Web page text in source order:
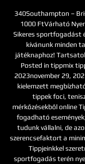
340Southampton –
1000 FtVárható
Sikeres sportfogadást
kívánunk minden
játéknaphoz!
Posted in tippmix
2023november 29,
kielemzett
tippek foci,
mérkőzésekből online
fogadható
tudunk vállalni, de
szerencsefaktort a
Tippjeinkkel
sportfogadás terén